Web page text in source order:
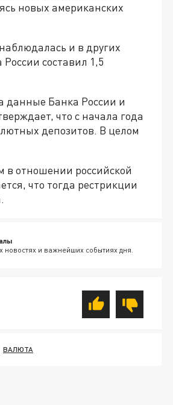
новых американских
и в других
России составил 1,5
данные Банка России и
что с начала года
депозитов. В целом
отношении российской
что тогда рестрикции
новостях и важнейших событиях дня.
ВАЛЮТА